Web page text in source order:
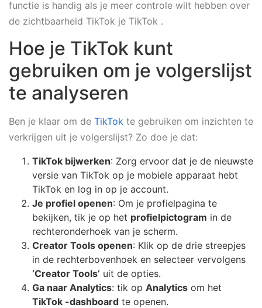
functie is handig als je meer controle wilt hebben over
de zichtbaarheid TikTok je TikTok .
Hoe je TikTok kunt
gebruiken om je volgerslijst
te analyseren
Ben je klaar om de TikTok te gebruiken om inzichten te
verkrijgen uit je volgerslijst? Zo doe je dat:
TikTok bijwerken: Zorg ervoor dat je de nieuwste
versie van TikTok op je mobiele apparaat hebt
TikTok en log in op je account.
Je profiel openen: Om je profielpagina te
bekijken, tik je op het profielpictogram in de
rechteronderhoek van je scherm.
Creator Tools openen: Klik op de drie streepjes
in de rechterbovenhoek en selecteer vervolgens
‘Creator Tools’ uit de opties.
Ga naar Analytics: tik op Analytics om het
TikTok -dashboard te openen.